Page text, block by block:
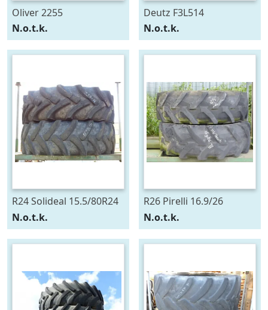
Oliver 2255
N.o.t.k.
Deutz F3L514
N.o.t.k.
R24 Solideal 15.5/80R24
N.o.t.k.
R26 Pirelli 16.9/26
N.o.t.k.